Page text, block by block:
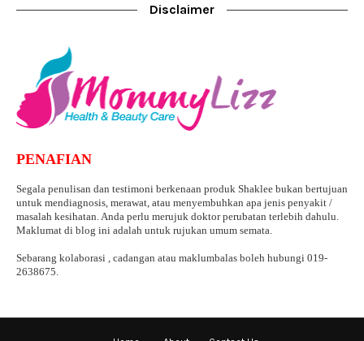
Disclaimer
PENAFIAN
Segala penulisan dan testimoni berkenaan produk Shaklee bukan bertujuan
untuk mendiagnosis, merawat, atau menyembuhkan apa jenis penyakit /
masalah kesihatan. Anda perlu merujuk doktor perubatan terlebih dahulu.
Maklumat di blog ini adalah untuk rujukan umum semata.
Sebarang kolaborasi , cadangan atau maklumbalas boleh hubungi 019-
2638675.